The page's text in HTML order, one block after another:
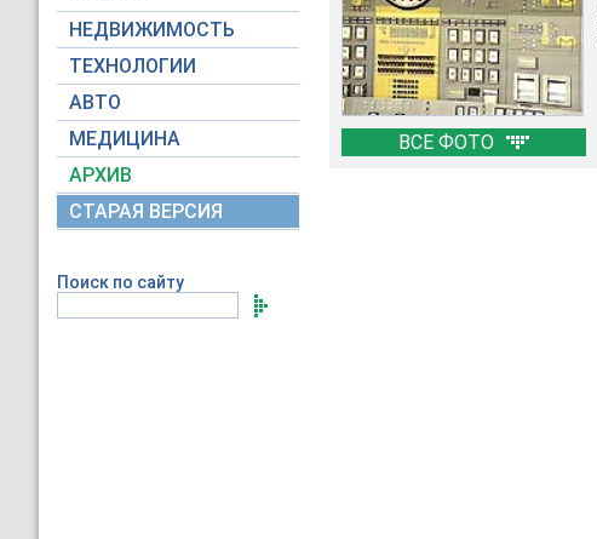
НЕДВИЖИМОСТЬ
ТЕХНОЛОГИИ
АВТО
МЕДИЦИНА
АРХИВ
СТАРАЯ ВЕРСИЯ
Поиск по сайту
ВСЕ ФОТО